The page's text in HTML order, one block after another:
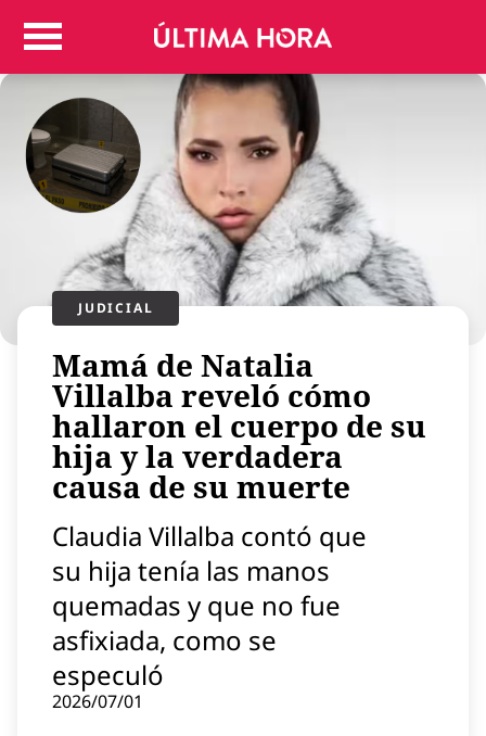
Colombia
Judicial
Politica
Deportes
Positivas
Entretenimiento
Mundo
Virales
Tecnología
Economía
Estilo de vida
Contenido patrocinado
Instagram
JUDICIAL
Mamá de Natalia
Villalba reveló cómo
hallaron el cuerpo de su
hija y la verdadera
causa de su muerte
Claudia Villalba contó que
su hija tenía las manos
quemadas y que no fue
asfixiada, como se
especuló
2026/07/01